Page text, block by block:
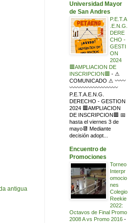
antigua
Universidad Mayor
de San Andres
P.E.T.A
.E.N.G.
DERE
CHO -
GESTI
ON
2024
🟥AMPLIACION DE
INSCRIPCION🟥 - ⚠
COMUNICADO ⚠ 〰〰
〰〰〰〰〰〰〰〰〰
P.E.T.A.E.N.G.
DERECHO - GESTION
2024 🟥AMPLIACION
DE INSCRIPCION🟥 📅
hasta el viernes 3 de
mayo📆 Mediante
decisión adopt...
Encuentro de
Promociones
Torneo
Interpr
omocio
nes
Colegio
Reekie
2022:
Octavos de Final Promo
2008 A vs Promo 2016 -